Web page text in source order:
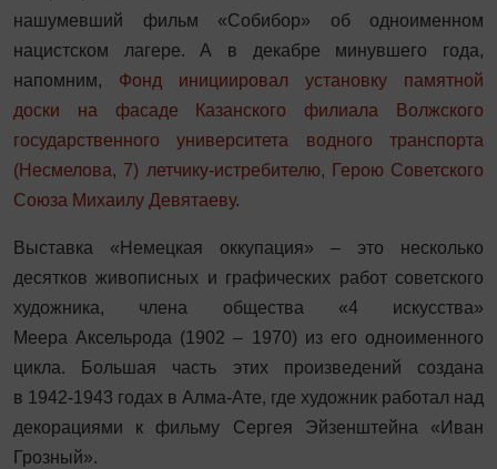
нашумевший фильм «Собибор» об одноименном
нацистском лагере. А в декабре минувшего года,
напомним, Фонд инициировал установку памятной
доски на фасаде Казанского филиала Волжского
государственного университета водного транспорта
(Несмелова, 7) летчику-истребителю, Герою Советского
Союза Михаилу Девятаеву.
Выставка «Немецкая оккупация» – это несколько
десятков живописных и графических работ советского
художника, члена общества «4 искусства»
Меера Аксельрода (1902 – 1970) из его одноименного
цикла. Большая часть этих произведений создана
в 1942-1943 годах в Алма-Ате, где художник работал над
декорациями к фильму Сергея Эйзенштейна «Иван
Грозный».